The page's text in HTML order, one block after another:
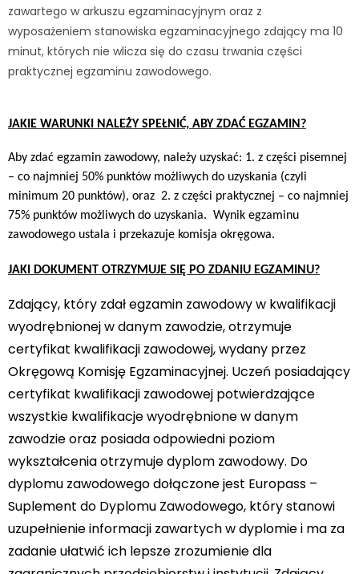
zawartego w arkuszu ‎egzaminacyjnym ‎oraz z
wyposażeniem stanowiska egzaminacyjnego zdający ma 10
minut, ‎których nie wlicza ‎się do czasu trwania części
praktycznej egzaminu zawodowego.
JAKIE WARUNKI NALEŻY SPEŁNIĆ, ABY ZDAĆ EGZAMIN?
Aby zdać egzamin zawodowy, należy uzyskać:‎ 1. ‎z części pisemnej
– co najmniej 50% punktów możliwych do uzyskania (czyli
minimum ‎‎20 punktów), oraz‎ ‎ 2. z części praktycznej – co najmniej
75% punktów możliwych do uzyskania. ‎ Wynik egzaminu
zawodowego ustala i przekazuje komisja okręgowa.
JAKI DOKUMENT OTRZYMUJE SIĘ PO ZDANIU EGZAMINU?
Zdający, który zdał egzamin zawodowy w kwalifikacji
wyodrębnionej w danym zawodzie, otrzymuje
certyfikat kwalifikacji zawodowej, wydany przez
Okręgową Komisję Egzaminacyjnej. Uczeń posiadający
certyfikat kwalifikacji zawodowej potwierdzające
wszystkie kwalifikacje wyodrębnione w danym
zawodzie oraz posiada odpowiedni poziom
wykształcenia otrzymuje dyplom zawodowy. Do
dyplomu zawodowego dołączone jest Europass –
Suplement do Dyplomu Zawodowego, który stanowi
uzupełnienie informacji zawartych w dyplomie i ma za
zadanie ułatwić ich lepsze zrozumienie dla